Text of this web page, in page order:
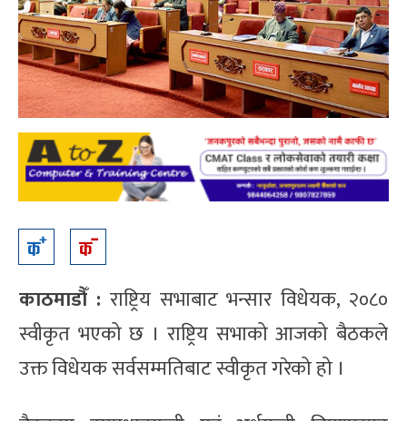
काठमाडौँ : राष्ट्रिय सभाबाट भन्सार विधेयक, २०८०
स्वीकृत भएको छ । राष्ट्रिय सभाको आजको बैठकले
उक्त विधेयक सर्वसम्मतिबाट स्वीकृत गरेको हो ।